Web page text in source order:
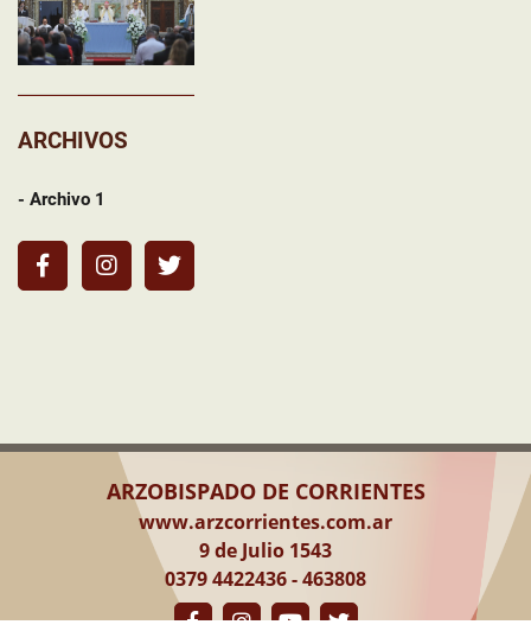
ARCHIVOS
- Archivo 1
ARZOBISPADO DE CORRIENTES
www.arzcorrientes.com.ar
9 de Julio 1543
0379 4422436 - 463808